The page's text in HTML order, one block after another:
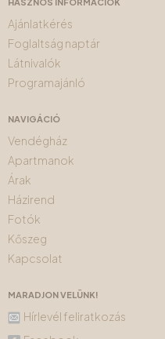
HASZNOS INFORMÁCIÓK
Ajánlatkérés
Foglaltság naptár
Látnivalók
Programajánló
NAVIGÁCIÓ
Vendégház
Apartmanok
Árak
Házirend
Fotók
Kőszeg
Kapcsolat
MARADJON VELÜNK!
Hírlevél feliratkozás